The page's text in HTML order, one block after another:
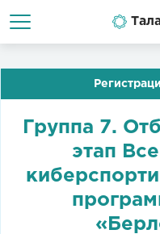
Группа 7.
этап